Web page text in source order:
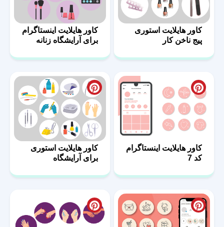
کاور هایلایت استوری
پیج ناخن کار
کاور هایلایت اینستاگرام
برای آرایشگاه زنانه
کاور هایلایت اینستاگرام
کد 7
کاور هایلایت استوری
برای آرایشگاه